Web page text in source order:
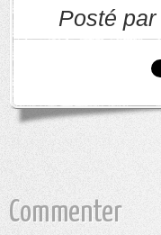
Posté par
Commenter